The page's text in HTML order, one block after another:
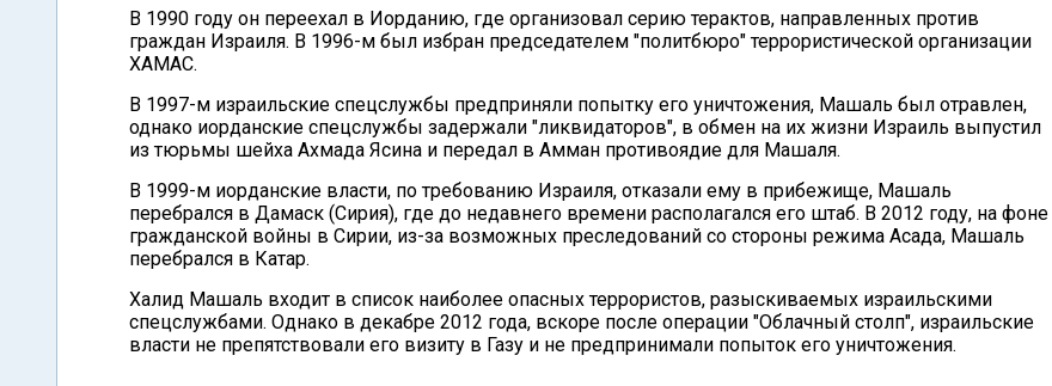
В 1990 году он переехал в Иорданию, где организовал серию терактов, направленных против
граждан Израиля. В 1996-м был избран председателем "политбюро" террористической организации
ХАМАС.
В 1997-м израильские спецслужбы предприняли попытку его уничтожения, Машаль был отравлен,
однако иорданские спецслужбы задержали "ликвидаторов", в обмен на их жизни Израиль выпустил
из тюрьмы шейха Ахмада Ясина и передал в Амман противоядие для Машаля.
В 1999-м иорданские власти, по требованию Израиля, отказали ему в прибежище, Машаль
перебрался в Дамаск (Сирия), где до недавнего времени располагался его штаб. В 2012 году, на фоне
гражданской войны в Сирии, из-за возможных преследований со стороны режима Асада, Машаль
перебрался в Катар.
Халид Машаль входит в список наиболее опасных террористов, разыскиваемых израильскими
спецслужбами. Однако в декабре 2012 года, вскоре после операции "Облачный столп", израильские
власти не препятствовали его визиту в Газу и не предпринимали попыток его уничтожения.